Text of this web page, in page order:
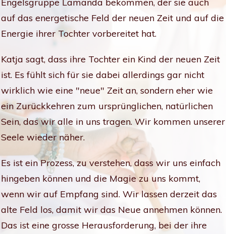
auf das energetische Feld der neuen Zeit und auf die
Energie ihrer Tochter vorbereitet hat.
Katja sagt, dass ihre Tochter ein Kind der neuen Zeit
ist. Es fühlt sich für sie dabei allerdings gar nicht
wirklich wie eine "neue" Zeit an, sondern eher wie
ein Zurückkehren zum ursprünglichen, natürlichen
Sein, das wir alle in uns tragen. Wir kommen unserer
Seele wieder näher.
Es ist ein Prozess, zu verstehen, dass wir uns einfach
hingeben können und die Magie zu uns kommt,
wenn wir auf Empfang sind. Wir lassen derzeit das
alte Feld los, damit wir das Neue annehmen können.
Das ist eine grosse Herausforderung, bei der ihre